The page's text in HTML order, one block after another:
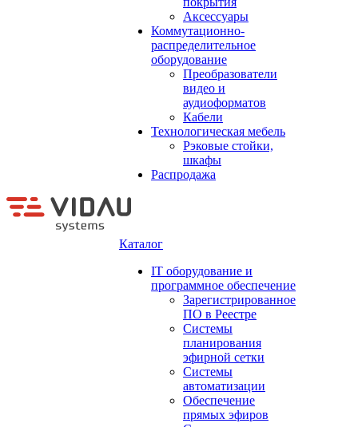
Аксессуары
Коммутационно-
распределительное
оборудование
Преобразователи
видео и
аудиоформатов
Кабели
Технологическая мебель
Рэковые стойки,
шкафы
Распродажа
Каталог
IT оборудование и
программное обеспечение
Зарегистрированное
ПО в Реестре
Системы
планирования
эфирной сетки
Системы
автоматизации
Обеспечение
прямых эфиров